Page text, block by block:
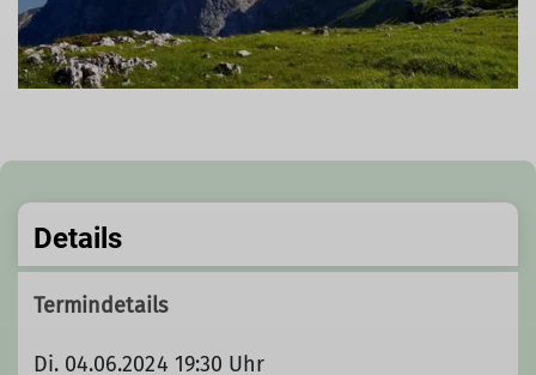
Details
Termindetails
Di. 04.06.2024 19:30 Uhr